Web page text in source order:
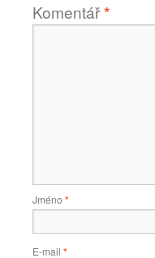
Komentář*
Jméno *
E-mail *